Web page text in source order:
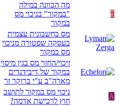
ד
מה הכוונה במילה
"במקור" בניכוי מס
במקור
מס בחשבונית עצמית
בעסקה שפטורה מניכוי
מס במקור
זיכוי/החזר מס בגין מיסוי
במקור של דיבידנדים
מארה"ב ע"י ברוקר זר
A
ניכוי מס במקור לתושב
חוץ לרכישת אדמה?